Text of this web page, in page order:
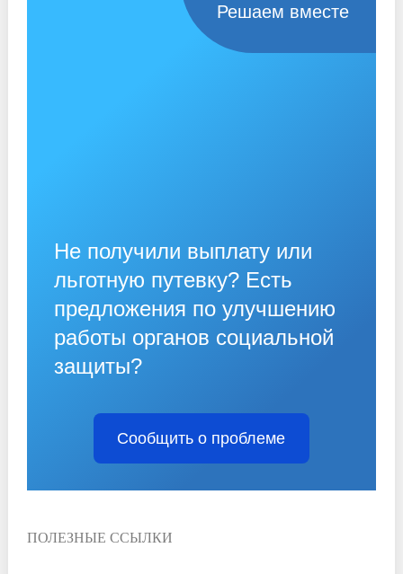
Решаем вместе
Не получили выплату или
льготную путевку? Есть
предложения по улучшению
работы органов социальной
защиты?
Сообщить о проблеме
ПОЛЕЗНЫЕ ССЫЛКИ